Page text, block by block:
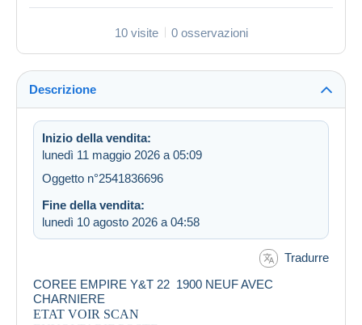
10 visite 0 osservazioni
Descrizione
Inizio della vendita:
lunedì 11 maggio 2026 a 05:09
Oggetto n°2541836696
Fine della vendita:
lunedì 10 agosto 2026 a 04:58
Tradurre
COREE EMPIRE Y&T 22 1900 NEUF AVEC
CHARNIERE
ETAT VOIR SCAN